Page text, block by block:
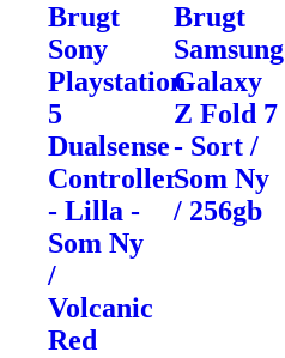
Brugt
Sony
Playstation
5
Dualsense
Controller
- Lilla -
Som Ny
/
Volcanic
Red
Brugt
Samsung
Galaxy
Z Fold 7
- Sort /
Som Ny
/ 256gb